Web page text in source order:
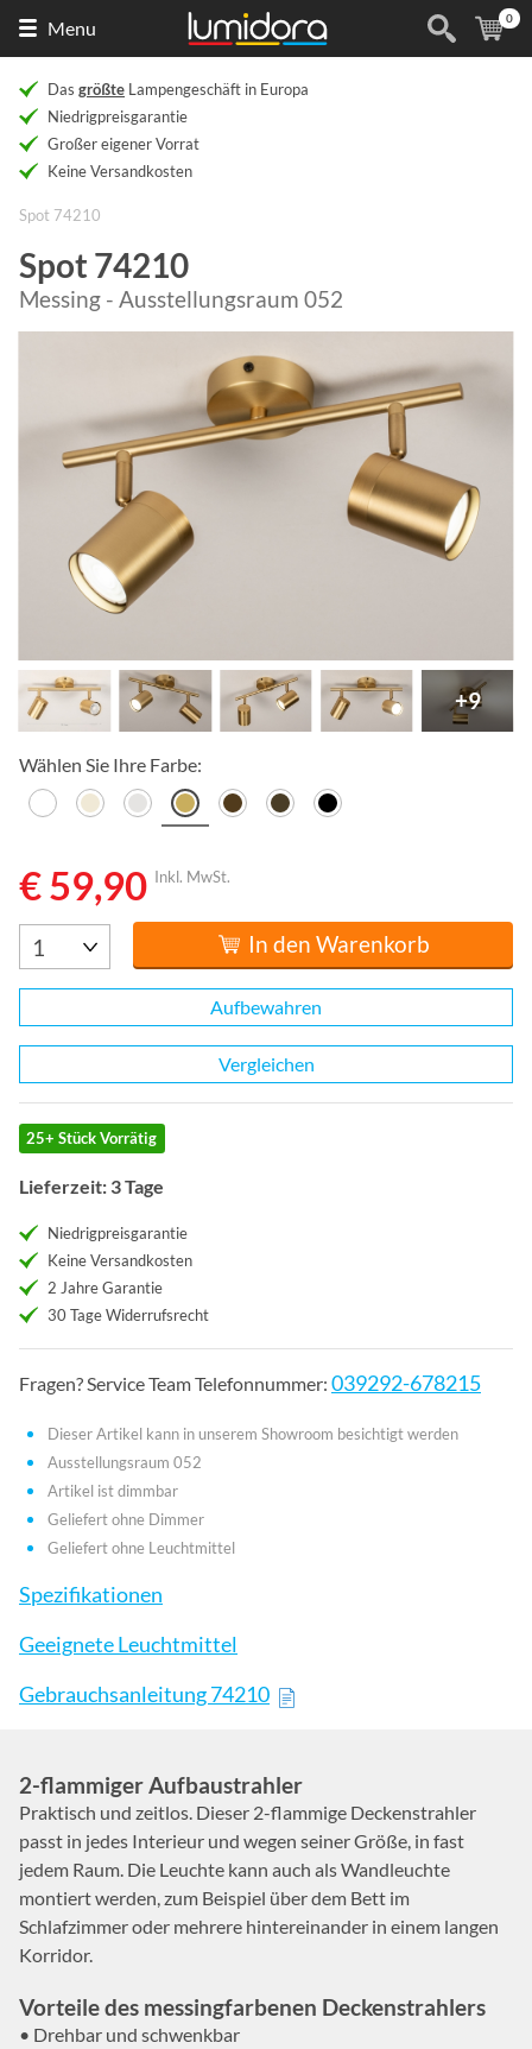
Menu (
0
Das größte Lampengeschäft in Europa
Niedrigpreisgarantie
Großer eigener Vorrat
Keine Versandkosten
Spot 74210
Spot 74210
Messing - Ausstellungsraum 052
+9
Wählen Sie Ihre Farbe:
€ 59,90 Inkl. MwSt.
In den Warenkorb
Aufbewahren
Vergleichen
25+ Stück Vorrätig
Lieferzeit: 3 Tage
Niedrigpreisgarantie
Keine Versandkosten
2 Jahre Garantie
30 Tage Widerrufsrecht
Fragen? Service Team Telefonnummer: 039292-678215
Dieser Artikel kann in unserem Showroom besichtigt werden
Ausstellungsraum 052
Artikel ist dimmbar
Geliefert ohne Dimmer
Geliefert ohne Leuchtmittel
Spezifikationen
Geeignete Leuchtmittel
Gebrauchsanleitung 74210
2-flammiger Aufbaustrahler
Praktisch und zeitlos. Dieser 2-flammige Deckenstrahler
passt in jedes Interieur und wegen seiner Größe, in fast
jedem Raum. Die Leuchte kann auch als Wandleuchte
montiert werden, zum Beispiel über dem Bett im
Schlafzimmer oder mehrere hintereinander in einem langen
Korridor.
Vorteile des messingfarbenen Deckenstrahlers
• Drehbar und schwenkbar